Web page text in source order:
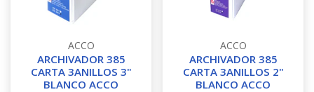
ACCO
ARCHIVADOR 385
CARTA 3ANILLOS 3"
BLANCO ACCO
ACCO
ARCHIVADOR 385
CARTA 3ANILLOS 2"
BLANCO ACCO